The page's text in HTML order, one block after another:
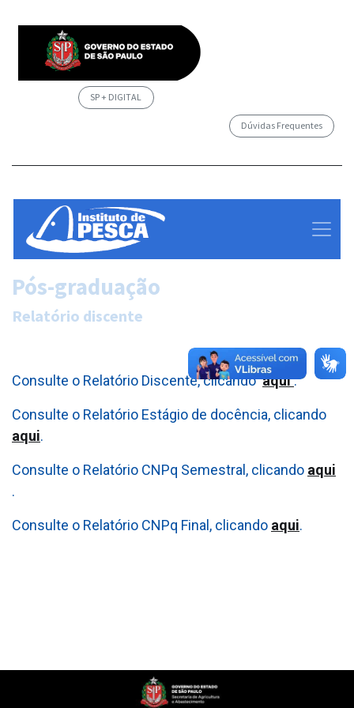
SP + DIGITAL
Dúvidas Frequentes
Pós-graduação
Relatório discente
Consulte o Relatório Discente, clicandoaqui.
Consulte o Relatório Estágio de docência, clicando
aqui.
Consulte o Relatório CNPq Semestral, clicando aqui
.
Consulte o Relatório CNPq Final, clicando aqui.